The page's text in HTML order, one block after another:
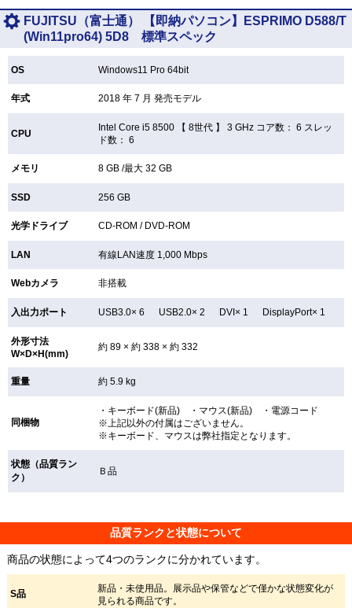
FUJITSU（富士通） 【即納パソコン】ESPRIMO D588/T
(Win11pro64) 5D8 標準スペック
OS Windows11 Pro 64bit
年式 2018 年 7 月 発売モデル
CPU
Intel Core i5 8500 【8世代 】 3 GHz コア数： 6 スレッ
ド数： 6
メモリ 8 GB /最大 32 GB
SSD 256 GB
光学ドライブ CD-ROM / DVD-ROM
LAN 有線LAN速度 1,000 Mbps
Webカメラ 非搭載
入出力ポート USB3.0× 6 USB2.0× 2 DVI× 1 DisplayPort× 1
外形寸法
W×D×H(mm)
約 89 × 約 338 × 約 332
重量 約 5.9 kg
同梱物
・キーボード(新品) ・マウス(新品) ・電源コード
※上記以外の付属はございません。
※キーボード、マウスは弊社指定となります。
状態（品質ラン
ク）
Ｂ品
品質ランクと状態について
商品の状態によって4つのランクに分かれています。
S品
新品・未使用品。展示品や保管などで僅かな状態変化が
見られる商品です。